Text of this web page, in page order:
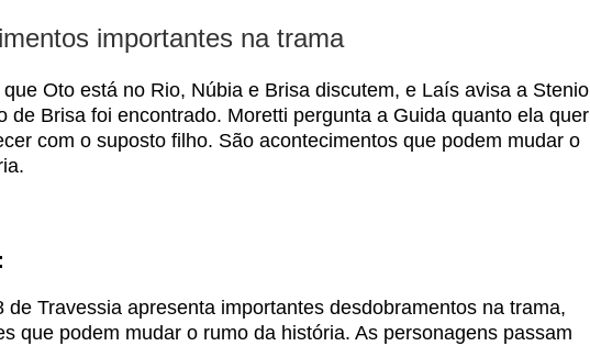
importantes na trama
Oto está no Rio, Núbia e Brisa discutem, e Laís avisa a Stenio
de Brisa foi encontrado. Moretti pergunta a Guida quanto ela quer
com o suposto filho. São acontecimentos que podem mudar o
de Travessia apresenta importantes desdobramentos na trama,
que podem mudar o rumo da história. As personagens passam